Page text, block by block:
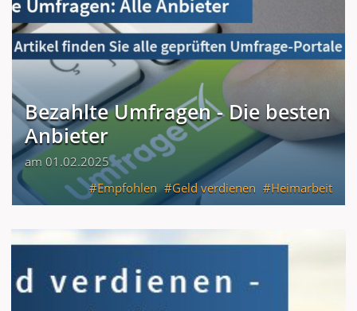
Bezahlte Umfragen - Die besten
Anbieter
am 01.02.2025
Empfohlen
Geld verdienen Heimarbeit